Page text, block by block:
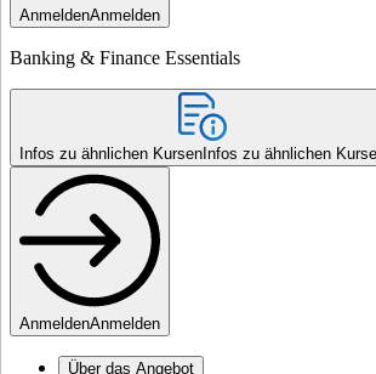
AnmeldenAnmelden
Banking & Finance Essentials
Infos zu ähnlichen Kursen Infos zu ähnlichen
AnmeldenAnmelden
Über das Angebot